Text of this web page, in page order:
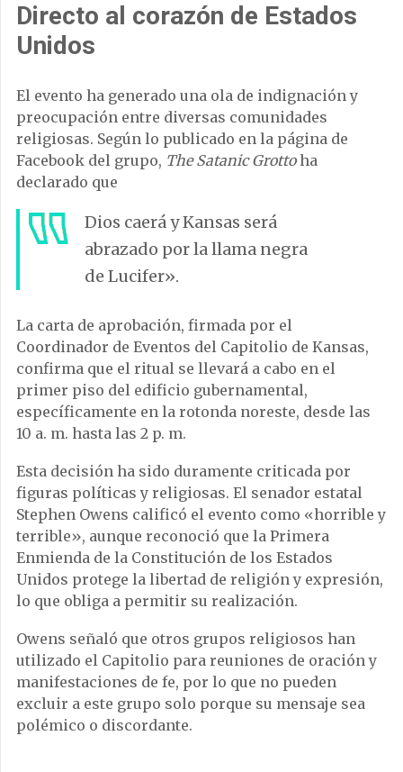
Directo al corazón de Estados
Unidos
El evento ha generado una ola de indignación y
preocupación entre diversas comunidades
religiosas. Según lo publicado en la página de
Facebook del grupo, The Satanic Grottoha
declarado que
Dios caerá y Kansas será
abrazado por la llama negra
de Lucifer».
La carta de aprobación, firmada por el
Coordinador de Eventos del Capitolio de Kansas,
confirma que el ritual se llevará a cabo en el
primer piso del edificio gubernamental,
específicamente en la rotonda noreste, desde las
10 a. m. hasta las 2 p. m.
Esta decisión ha sido duramente criticada por
figuras políticas y religiosas. El senador estatal
Stephen Owens calificó el evento como «horrible y
terrible», aunque reconoció que la Primera
Enmienda de la Constitución de los Estados
Unidos protege la libertad de religión y expresión,
lo que obliga a permitir su realización.
Owens señaló que otros grupos religiosos han
utilizado el Capitolio para reuniones de oración y
manifestaciones de fe, por lo que no pueden
excluir a este grupo solo porque su mensaje sea
polémico o discordante.